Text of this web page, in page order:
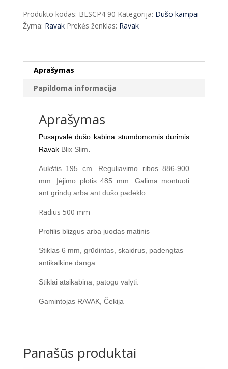
BLSCP4-
90
-25%
Produkto kodas: BLSCP4 90 Kategorija: Dušo kampai
Žyma: Ravak Prekės ženklas: Ravak
Aprašymas
Papildoma informacija
Aprašymas
Pusapvalė dušo kabina stumdomomis durimis
Ravak Blix Slim
Aukštis 195 cm. Reguliavimo ribos 886-900
mm. Įėjimo plotis 485 mm. Galima montuoti
ant grindų arba ant dušo padėklo.
Radius 500 mm
Profilis blizgus arba juodas matinis
Stiklas 6 mm, grūdintas, skaidrus, padengtas
antikalkine danga.
Stiklai atsikabina, patogu valyti.
Gamintojas RAVAK, Čekija
Panašūs produktai